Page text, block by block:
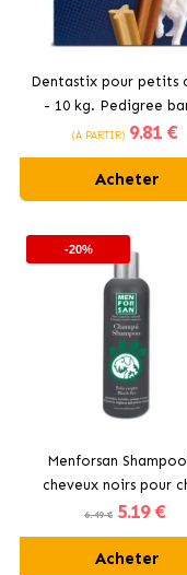
Dentastix pour petits
- 10 kg. Pedigree
dentaires.
(À PARTIR) 9.81 €
Acheter
-20%
Menforsan
cheveux noirs pour
6.49 € 5.19 €
Acheter